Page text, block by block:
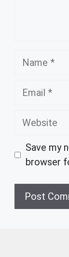
Name
Email
Website
Save my
browser